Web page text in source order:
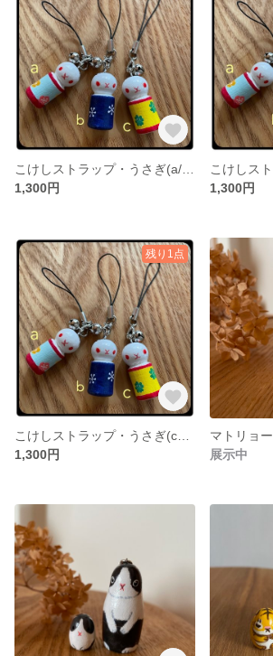
1,300円
こけしス
1,300円
残り1点
1,300円
展示中